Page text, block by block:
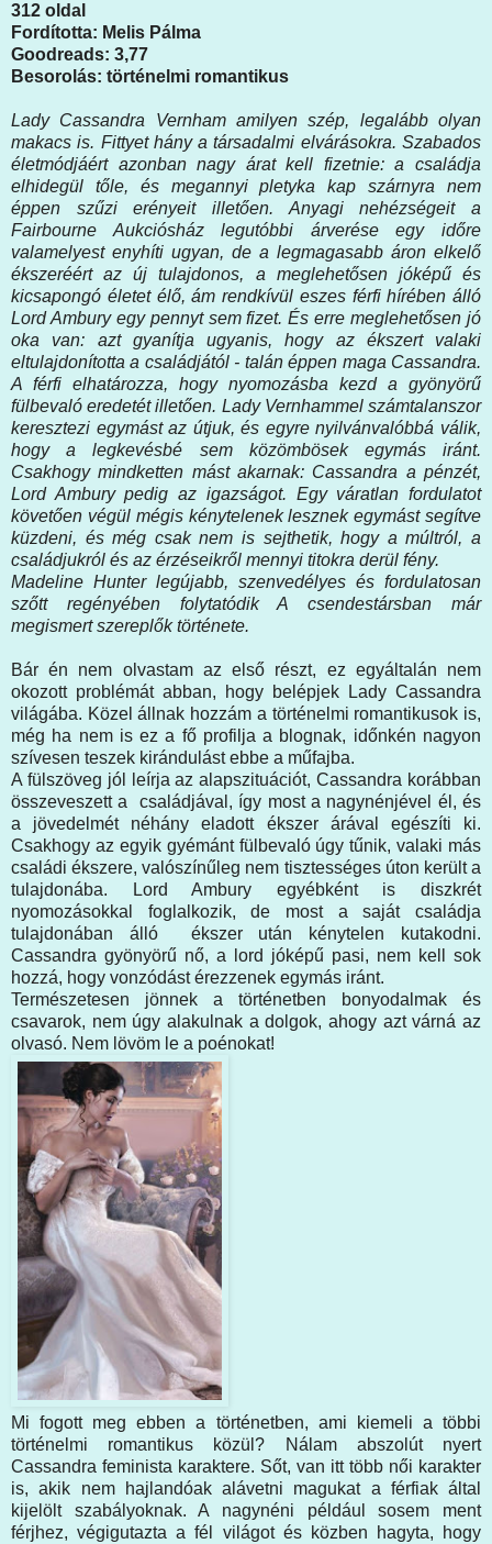
312 oldal
Fordította: Melis Pálma
Goodreads: 3,77
Besorolás: történelmi romantikus
Lady Cassandra Vernham amilyen szép, legalább olyan
makacs is. Fittyet hány a társadalmi elvárásokra. Szabados
életmódjáért azonban nagy árat kell fizetnie: a családja
elhidegül tőle, és megannyi pletyka kap szárnyra nem
éppen szűzi erényeit illetően. Anyagi nehézségeit a
Fairbourne Aukciósház legutóbbi árverése egy időre
valamelyest enyhíti ugyan, de a legmagasabb áron elkelő
ékszeréért az új tulajdonos, a meglehetősen jóképű és
kicsapongó életet élő, ám rendkívül eszes férfi hírében álló
Lord Ambury egy pennyt sem fizet. És erre meglehetősen jó
oka van: azt gyanítja ugyanis, hogy az ékszert valaki
eltulajdonította a családjától - talán éppen maga Cassandra.
A férfi elhatározza, hogy nyomozásba kezd a gyönyörű
fülbevaló eredetét illetően. Lady Vernhammel számtalanszor
keresztezi egymást az útjuk, és egyre nyilvánvalóbbá válik,
hogy a legkevésbé sem közömbösek egymás iránt.
Csakhogy mindketten mást akarnak: Cassandra a pénzét,
Lord Ambury pedig az igazságot. Egy váratlan fordulatot
követően végül mégis kénytelenek lesznek egymást segítve
küzdeni, és még csak nem is sejthetik, hogy a múltról, a
családjukról és az érzéseikről mennyi titokra derül fény.
Madeline Hunter legújabb, szenvedélyes és fordulatosan
szőtt regényében folytatódik A csendestársban már
megismert szereplők története.
Bár én nem olvastam az első részt, ez egyáltalán nem
okozott problémát abban, hogy belépjek Lady Cassandra
világába. Közel állnak hozzám a történelmi romantikusok is,
még ha nem is ez a fő profilja a blognak, időnkén nagyon
szívesen teszek kirándulást ebbe a műfajba.
A fülszöveg jól leírja az alapszituációt, Cassandra korábban
összeveszett a családjával, így most a nagynénjével él, és
a jövedelmét néhány eladott ékszer árával egészíti ki.
Csakhogy az egyik gyémánt fülbevaló úgy tűnik, valaki más
családi ékszere, valószínűleg nem tisztességes úton került a
tulajdonába. Lord Ambury egyébként is diszkrét
nyomozásokkal foglalkozik, de most a saját családja
tulajdonában álló ékszer után kénytelen kutakodni.
Cassandra gyönyörű nő, a lord jóképű pasi, nem kell sok
hozzá, hogy vonzódást érezzenek egymás iránt.
Természetesen jönnek a történetben bonyodalmak és
csavarok, nem úgy alakulnak a dolgok, ahogy azt várná az
olvasó. Nem lövöm le a poénokat!
Mi fogott meg ebben a történetben, ami kiemeli a többi
történelmi romantikus közül? Nálam abszolút nyert
Cassandra feminista karaktere. Sőt, van itt több női karakter
is, akik nem hajlandóak alávetni magukat a férfiak által
kijelölt szabályoknak. A nagynéni például sosem ment
férjhez, végigutazta a fél világot és közben hagyta, hogy